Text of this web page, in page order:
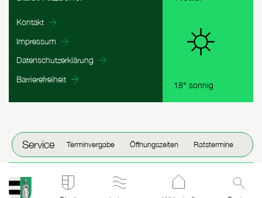
Stadt Kitzscher: zur Startseite
Service
Fenster schließen
Terminvergabe Öffnungszeiten Ratstermine
Kontakt
Impressum
Datenschutzerklärung
Barrierefreiheit
18° sonnig